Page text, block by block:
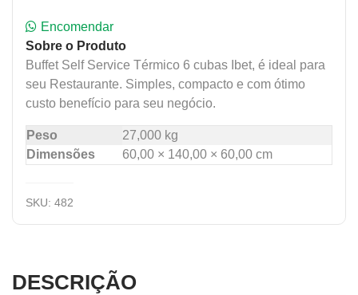
Encomendar
Sobre o Produto
Buffet Self Service Térmico 6 cubas Ibet, é ideal para
seu Restaurante. Simples, compacto e com ótimo
custo benefício para seu negócio.
Peso
27,000 kg
Dimensões
60,00 × 140,00 × 60,00 cm
SKU: 482
DESCRIÇÃO